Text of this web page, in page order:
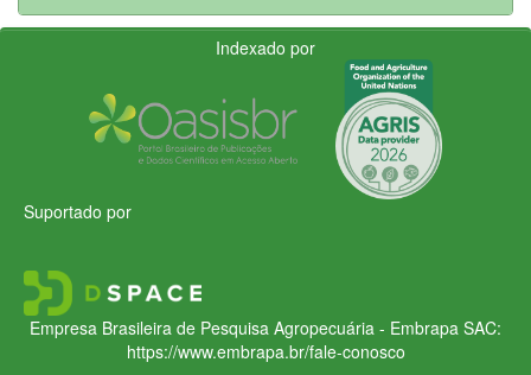
Indexado por
Suportado por
Empresa Brasileira de Pesquisa Agropecuária - Embrapa SAC:
https://www.embrapa.br/fale-conosco